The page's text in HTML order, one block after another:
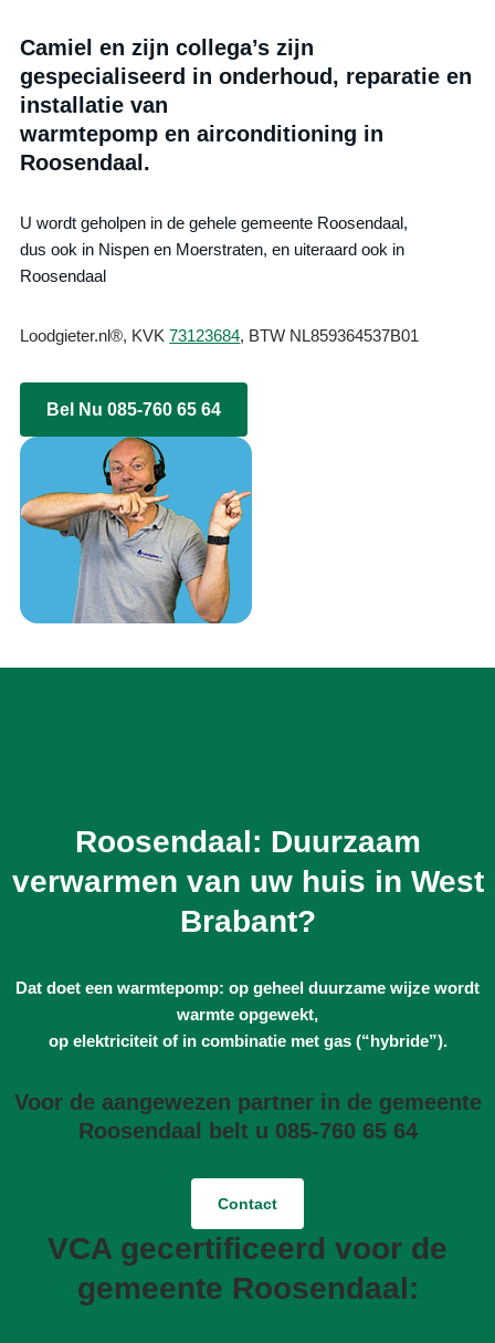
Camiel en zijn collega’s zijn
gespecialiseerd in onderhoud, reparatie en
installatie van
warmtepomp en airconditioning in
Roosendaal.
U wordt geholpen in de gehele gemeente Roosendaal,
dus ook in Nispen en Moerstraten, en uiteraard ook in
Roosendaal
Loodgieter.nl®, KVK73123684, BTW NL859364537B01
Bel Nu 085-760 65 64
Roosendaal: Duurzaam
verwarmen van uw huis in West
Brabant?
Dat doet een warmtepomp: op geheel duurzame wijze wordt
warmte opgewekt,
op elektriciteit of in combinatie met gas (“hybride”).
Voor de aangewezen partner in de gemeente
Roosendaal belt u 085-760 65 64
Contact
VCA gecertificeerd voor de
gemeente Roosendaal: